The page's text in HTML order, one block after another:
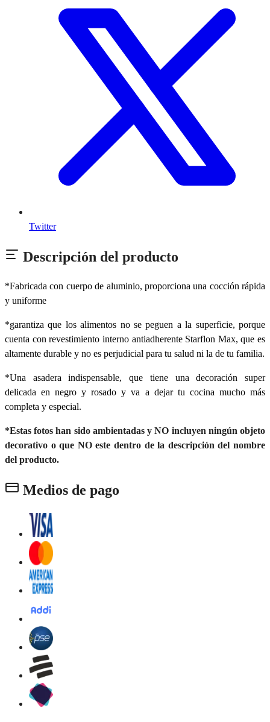
Twitter
Descripción del producto
*Fabricada con cuerpo de aluminio, proporciona una cocción rápida
y uniforme
*garantiza que los alimentos no se peguen a la superficie, porque
cuenta con revestimiento interno antiadherente Starflon Max, que es
altamente durable y no es perjudicial para tu salud ni la de tu familia.
*Una asadera indispensable, que tiene una decoración super
delicada en negro y rosado y va a dejar tu cocina mucho más
completa y especial.
*Estas fotos han sido ambientadas y NO incluyen ningún objeto
decorativo o que NO este dentro de la descripción del nombre
del producto.
Medios de pago